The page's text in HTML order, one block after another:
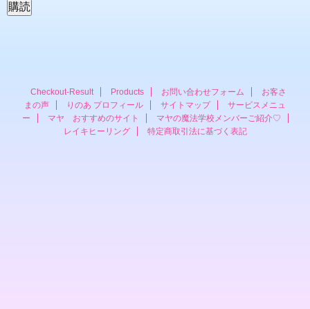
ル
Checkout-Result Products お問い合わせフォーム
お客さ
まの声
りのあ プロフィール サイトマップ
サービスメニュ
ー
マヤ おすすめのサイト
マヤの魔法学校メンバーご紹介♡
レイキヒーリング
特定商取引法に基づく表記